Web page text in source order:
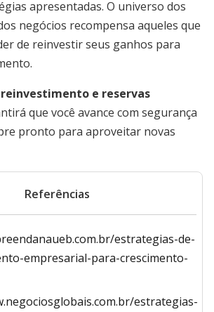
apresentadas. O universo dos
negócios recompensa aqueles que
de reinvestir seus ganhos para
e reservas
que você avance com segurança
pronto para aproveitar novas
Referências
estrategias-de-
empresarial-para-crescimento-
estrategias-